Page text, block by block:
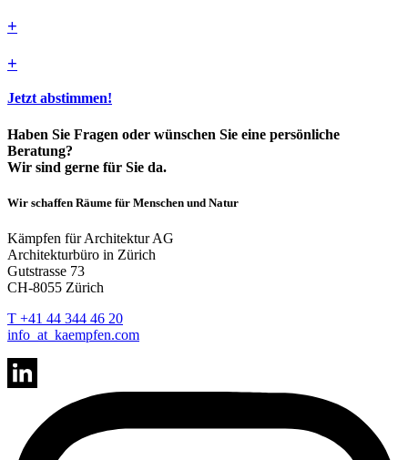
+
+
Jetzt abstimmen!
Haben Sie Fragen oder wünschen Sie eine persönliche
Beratung?
Wir sind gerne für Sie da.
Wir schaffen Räume für Menschen und Natur
Kämpfen für Architektur AG
Architekturbüro in Zürich
Gutstrasse 73
CH-8055 Zürich
T +41 44 344 46 20
info _at_ kaempfen.com